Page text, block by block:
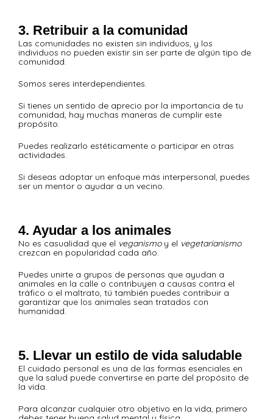
3. Retribuir a la comunidad
Las comunidades no existen sin individuos, y los
individuos no pueden existir sin ser parte de algún tipo de
comunidad.
Somos seres interdependientes.
Si tienes un sentido de aprecio por la importancia de tu
comunidad, hay muchas maneras de cumplir este
propósito.
Puedes realizarlo estéticamente o participar en otras
actividades.
Si deseas adoptar un enfoque más interpersonal, puedes
ser un mentor o ayudar a un vecino.
4. Ayudar a los animales
No es casualidad que el veganismo y el vegetarianismo
crezcan en popularidad cada año.
Puedes unirte a grupos de personas que ayudan a
animales en la calle o contribuyen a causas contra el
tráfico o el maltrato, tú también puedes contribuir a
garantizar que los animales sean tratados con
humanidad.
5. Llevar un estilo de vida saludable
El cuidado personal es una de las formas esenciales en
que la salud puede convertirse en parte del propósito de
la vida.
Para alcanzar cualquier otro objetivo en la vida, primero